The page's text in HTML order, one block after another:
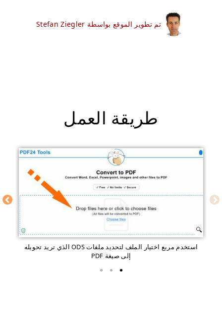
تم تطوير الموقع بواسطة Stefan Ziegler
طريقة العمل
استخدم مربع اختيار الملف لتحديد ملفات ODS الذي تريد تحويله
إلى صيغة PDF